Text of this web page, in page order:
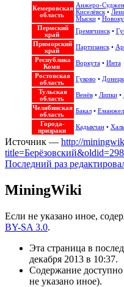
Кемеровская
область
Анжеро-
Киселёвск•
Мыски•
Пермский
край
Гремячинск•
Приморский
край
Партизанск•
Республика
Коми
Воркута• Инта
Ростовская
область
Гуково • Донецк
Тульская
область
Венёв• Липки•
Челябинская
область
Бакал•
Города-
призраки
Кадыкчан•
Источник — http://
Последний раз
MiningWiki
Если не указано иное,
BY-SA 3.0.
Эта страница в
декабря 2013 в 10:37.
Содержание
не указано иное).